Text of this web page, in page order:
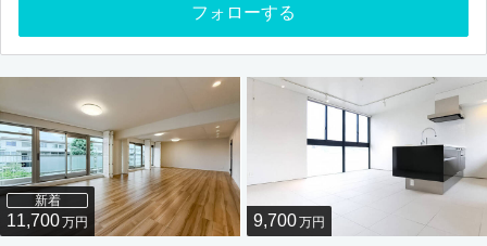
フォローする
新着
11,700万円 9,700万円